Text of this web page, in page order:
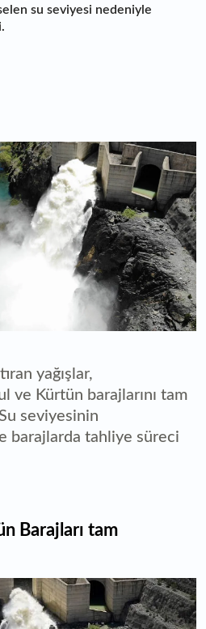
su seviyesi nedeniyle
yağışlar,
ve Kürtün barajlarını tam
seviyesinin
barajlarda tahliye süreci
Barajları tam